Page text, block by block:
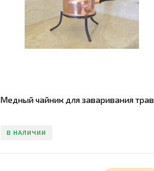
Медный чайник для заваривания трав
В НАЛИЧИИ